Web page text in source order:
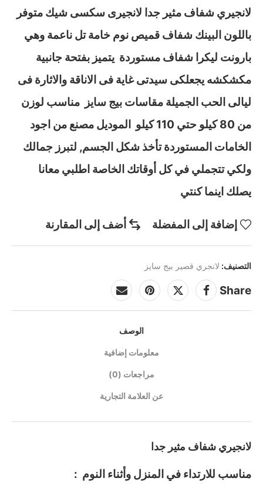
لانجيري شفاف مثير جدا لانجيرى سكسى شيك متوفر
باللون البينك شفاف قميص نوم خامة تل ناعمة وهي
بارونت ليكرا شفاف مستوردة يتميز بفتحة جانبية
مكشكشه يجعلكى سيدتى غاية فى الاناقة والاثارة فى
ليالى الحب الجميلة مقاسات بيج سايز مناسب لوزن
من 80 كيلو حتي 110 كيلو الموديل مصنع من اجود
الخامات المستوردة تأخذ شكل الجسم, لتبرز جمالك
ولكي تتجملي في كل أوقاتك الخاصة اطلبي معانا
يصلك اينما كنتي
إضافة إلى المفضلة أضف إلى المقارنة
التصنيف: لانجري قصير بيج سايز
Share
الوصف
معلومات إضافية
مراجعات (0)
عن العلامة التجارية
لانجيري شفاف مثير جدا
مناسب للارتداء في المنزل وأثناء النوم :